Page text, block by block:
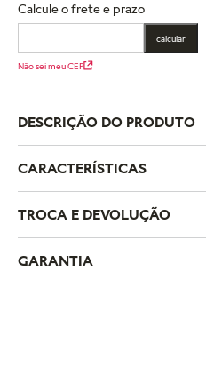
Calcule o frete e prazo
calcular
Não sei meu CEP
DESCRIÇÃO DO PRODUTO
CARACTERÍSTICAS
Temas
Metal
TROCA E DEVOLUÇÃO
GARANTIA